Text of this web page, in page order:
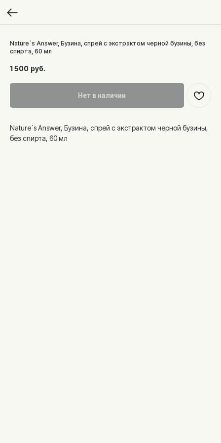
Nature`s Answer, Бузина, спрей с экстрактом черной бузины, без
спирта, 60 мл
1 500 руб.
Нет в наличии
Nature`s Answer, Бузина, спрей с экстрактом черной бузины,
без спирта, 60 мл